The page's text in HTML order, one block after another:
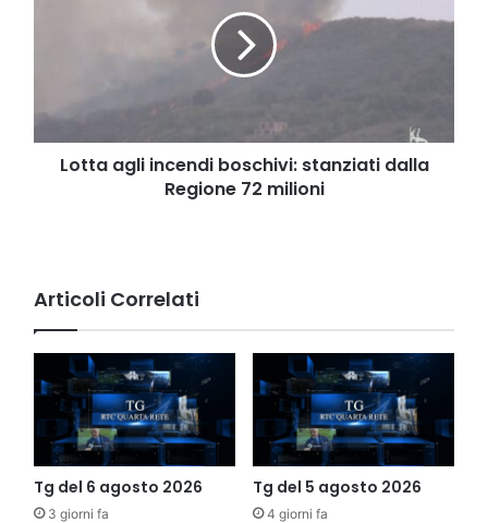
Regione
72
milioni
Lotta agli incendi boschivi: stanziati dalla
Regione 72 milioni
Articoli Correlati
Tg del 6 agosto 2026
3 giorni fa
Tg del 5 agosto 2026
4 giorni fa